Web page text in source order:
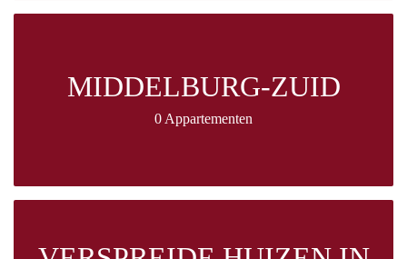
MIDDELBURG-ZUID
0 Appartementen